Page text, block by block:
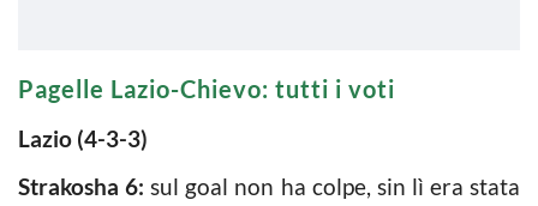
Pagelle Lazio-Chievo: tutti i voti
Lazio (4-3-3)
Strakosha 6: sul goal non ha colpe, sin lì era stata